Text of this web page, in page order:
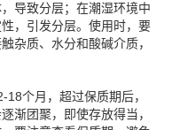
导致分层；在潮湿环境中
，引发分层。使用时，要
杂质、水分和酸碱介质，
个月，超过保质期后，
渐团聚，即使存放得当，